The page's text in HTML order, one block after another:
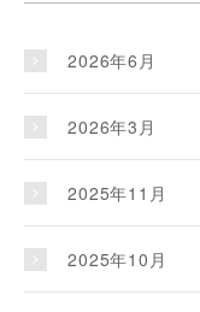
2026年6月
2026年3月
2025年11月
2025年10月